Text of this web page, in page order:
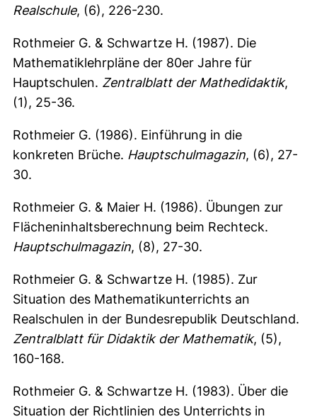
Realschule, (6), 226-230.
Rothmeier G. & Schwartze H. (1987). Die
Mathematiklehrpläne der 80er Jahre für
Hauptschulen. Zentralblatt der Mathedidaktik,
(1), 25-36.
Rothmeier G. (1986). Einführung in die
konkreten Brüche. Hauptschulmagazin, (6), 27-
30.
Rothmeier G. & Maier H. (1986). Übungen zur
Flächeninhaltsberechnung beim Rechteck.
Hauptschulmagazin, (8), 27-30.
Rothmeier G. & Schwartze H. (1985). Zur
Situation des Mathematikunterrichts an
Realschulen in der Bundesrepublik Deutschland.
Zentralblatt für Didaktik der Mathematik, (5),
160-168.
Rothmeier G. & Schwartze H. (1983). Über die
Situation der Richtlinien des Unterrichts in